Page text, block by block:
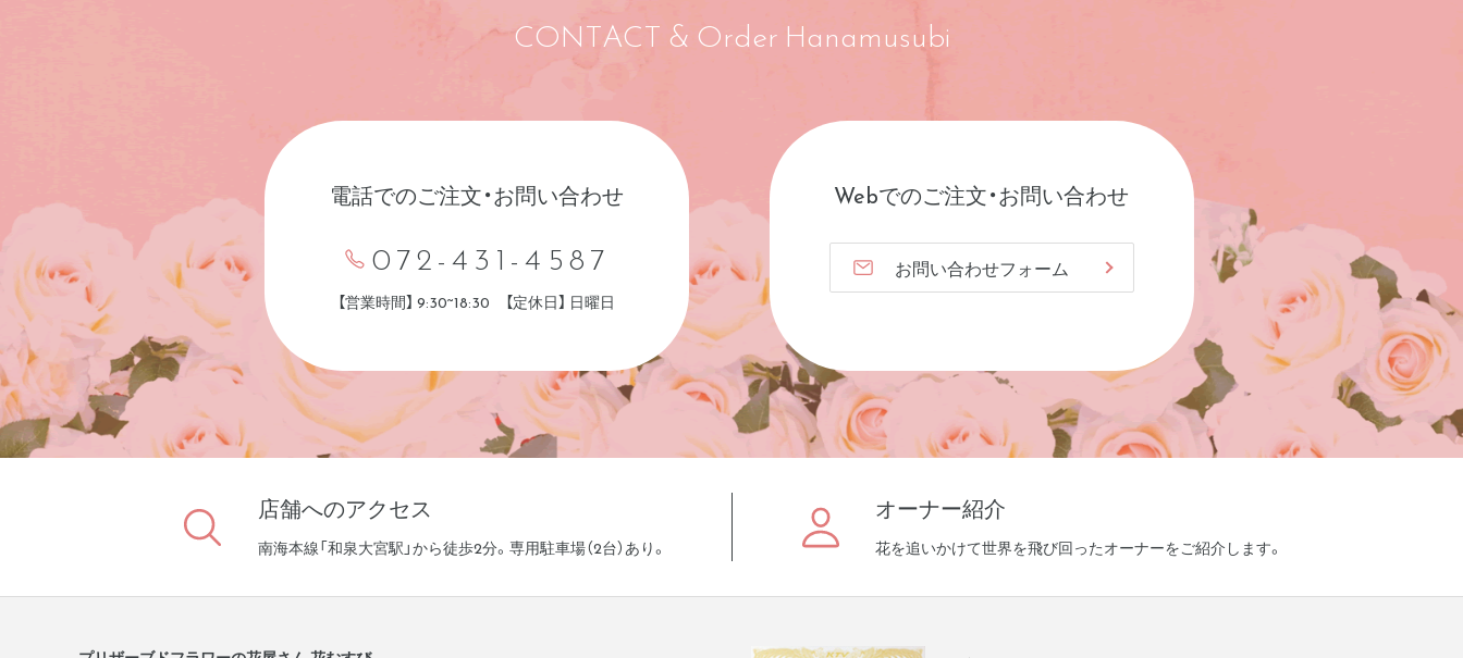
CONTACT & Order Hanamusubi
電話でのご注文・お問い合わせ
072-431-4587
【営業時間】 9:30~18:30 【定休日】 日曜日
Webでのご注文・お問い合わせ
お問い合わせフォーム
店舗へのアクセス
南海本線「和泉大宮駅」から徒歩2分。専用駐車場（2台）あり。
オーナー紹介
花を追いかけて世界を飛び回ったオーナーをご紹介します。